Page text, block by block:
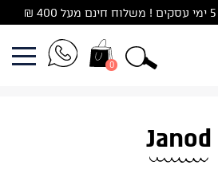
0
Janod